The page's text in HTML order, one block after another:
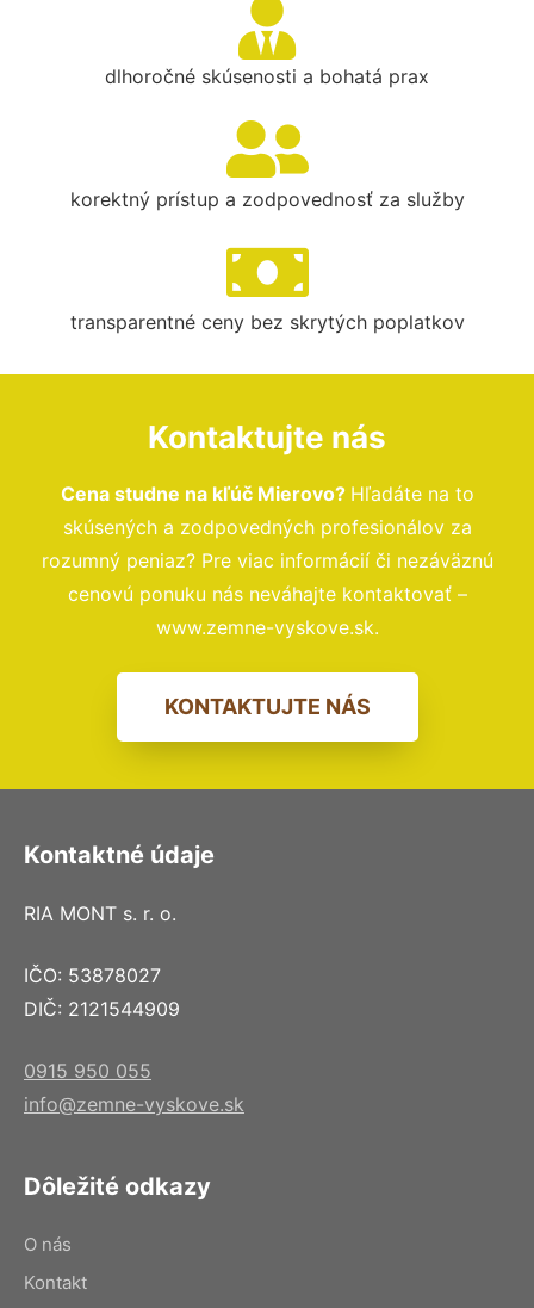
dlhoročné skúsenosti a bohatá prax
korektný prístup a zodpovednosť za služby
transparentné ceny bez skrytých poplatkov
Kontaktujte nás
Cena studne na kľúč Mierovo? Hľadáte na to
skúsených a zodpovedných profesionálov za
rozumný peniaz? Pre viac informácií či nezáväznú
cenovú ponuku nás neváhajte kontaktovať –
www.zemne-vyskove.sk.
KONTAKTUJTE NÁS
Kontaktné údaje
RIA MONT s. r. o.
IČO: 53878027
DIČ: 2121544909
0915 950 055
info@zemne-vyskove.sk
Dôležité odkazy
O nás
Kontakt